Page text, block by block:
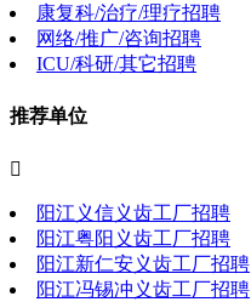
康复科/治疗/理疗招聘
网络/推广/咨询招聘
ICU/科研/其它招聘
推荐单位

阳江义信义齿工厂招聘
阳江粤阳义齿工厂招聘
阳江新仁安义齿工厂招聘
阳江冯锡冲义齿工厂招聘